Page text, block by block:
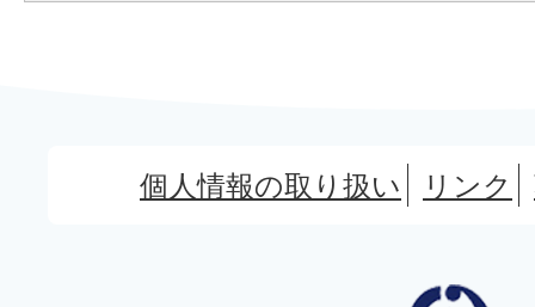
個人情報の取り扱い リンク